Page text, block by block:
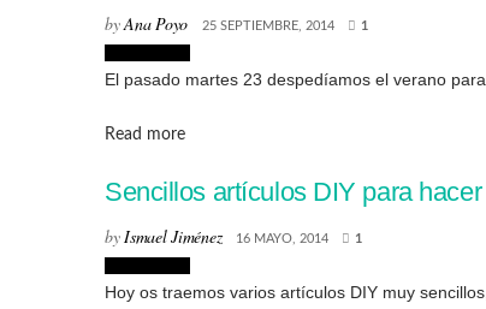
byAna Poyo 25 SEPTIEMBRE, 2014 1
El pasado martes 23 despedíamos el verano
Read moreDetails
Sencillos artículos DIY para
byIsmael Jiménez 16 MAYO, 2014 1
Hoy os traemos varios artículos DIY muy